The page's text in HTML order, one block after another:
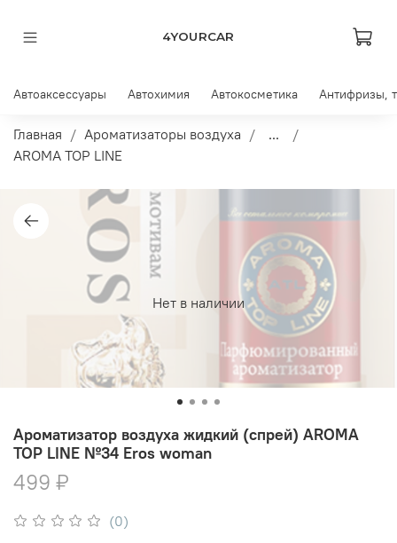
4YOURCAR
Автоаксессуары Автохимия Автокосметика Антифризы,
Главная Ароматизаторы воздуха
...
AROMA TOP LINE
Нет в наличии
(0)
Ароматизатор воздуха жидкий (спрей) AROMA
TOP LINE №34 Eros woman
499 ₽